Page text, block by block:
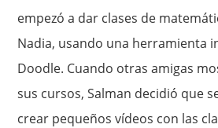
empezó a dar clases de
Nadia, usando una herramienta
Doodle. Cuando otras amigas
sus cursos, Salman decidió que
crear pequeños vídeos con las